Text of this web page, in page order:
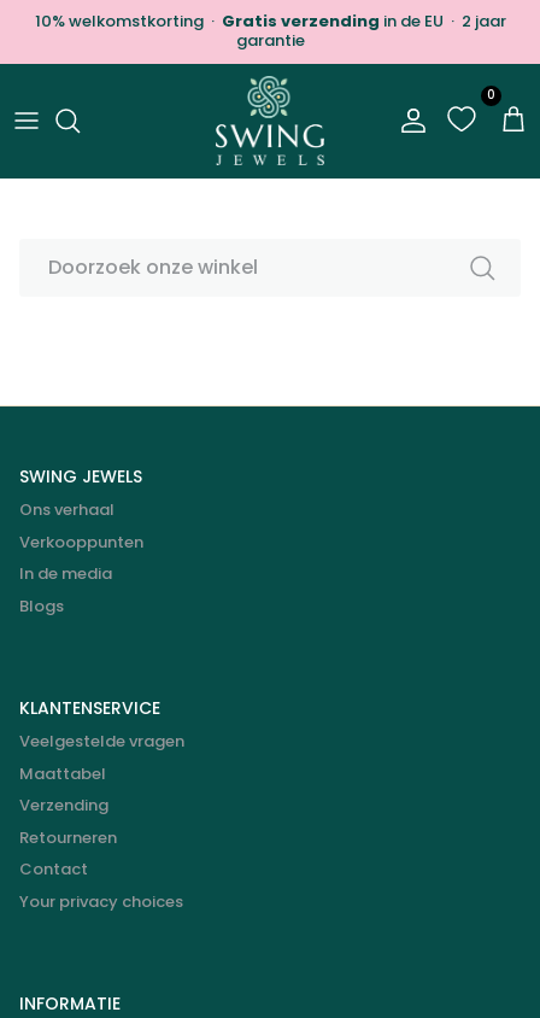
Ga naar inhoud
10% welkomstkorting · Gratis verzending in de EU · 2 jaar
garantie
Account
0
SWING JEWELS
Ons verhaal
Verkooppunten
In de media
Blogs
KLANTENSERVICE
Veelgestelde vragen
Maattabel
Verzending
Retourneren
Contact
Your privacy choices
INFORMATIE